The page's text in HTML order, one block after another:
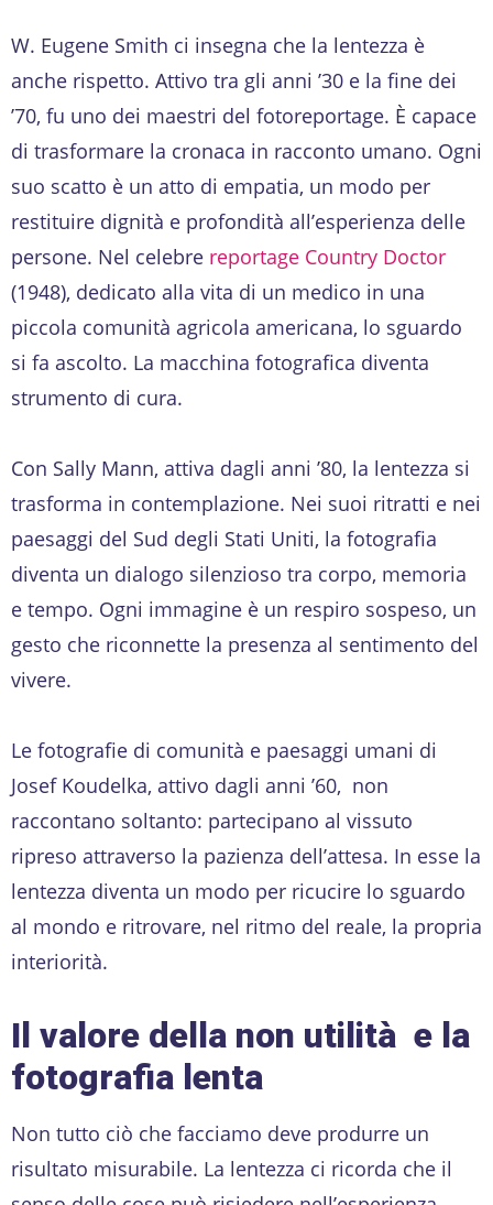
W. Eugene Smith ci insegna che la lentezza è
anche rispetto. Attivo tra gli anni ’30 e la fine dei
’70, fu uno dei maestri del fotoreportage. È capace
di trasformare la cronaca in racconto umano. Ogni
suo scatto è un atto di empatia, un modo per
restituire dignità e profondità all’esperienza delle
persone. Nel celebre reportage Country Doctor
(1948), dedicato alla vita di un medico in una
piccola comunità agricola americana, lo sguardo
si fa ascolto. La macchina fotografica diventa
strumento di cura.
Con Sally Mann, attiva dagli anni ’80, la lentezza si
trasforma in contemplazione. Nei suoi ritratti e nei
paesaggi del Sud degli Stati Uniti, la fotografia
diventa un dialogo silenzioso tra corpo, memoria
e tempo. Ogni immagine è un respiro sospeso, un
gesto che riconnette la presenza al sentimento del
vivere.
Le fotografie di comunità e paesaggi umani di
Josef Koudelka, attivo dagli anni ’60, non
raccontano soltanto: partecipano al vissuto
ripreso attraverso la pazienza dell’attesa. In esse la
lentezza diventa un modo per ricucire lo sguardo
al mondo e ritrovare, nel ritmo del reale, la propria
interiorità.
Il valore della non utilità e la
fotografia lenta
Non tutto ciò che facciamo deve produrre un
risultato misurabile. La lentezza ci ricorda che il